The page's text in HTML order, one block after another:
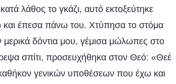
λάθος το γκάζι, αυτό εκτοξεύτηκε
και έπεσα πάνω του. Χτύπησα το στόμα
δόντια μου, γέμισα μώλωπες στο
σπίτι, προσευχήθηκα στον Θεό: «Θεέ
καθήκον γενικών υποθέσεων που έχω και